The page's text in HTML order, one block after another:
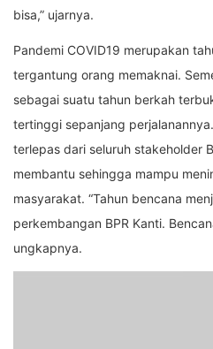
bisa,” ujarnya.
Pandemi COVID19 merupakan
tergantung orang memaknai.
sebagai suatu tahun berkah
tertinggi sepanjang
terlepas dari seluruh stakeholder
membantu sehingga mampu
masyarakat. “Tahun bencana
perkembangan BPR Kanti.
ungkapnya.